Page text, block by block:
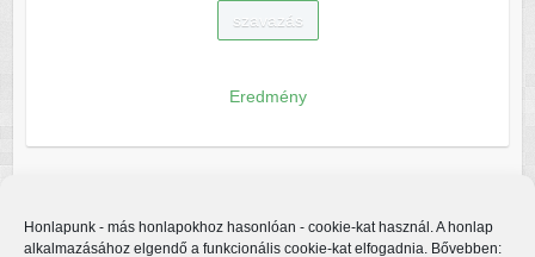
Honlapunk - más honlapokhoz hasonlóan - cookie-kat használ. A honlap
alkalmazásához elgendő a funkcionális cookie-kat elfogadnia. Bővebben:
Eredmény